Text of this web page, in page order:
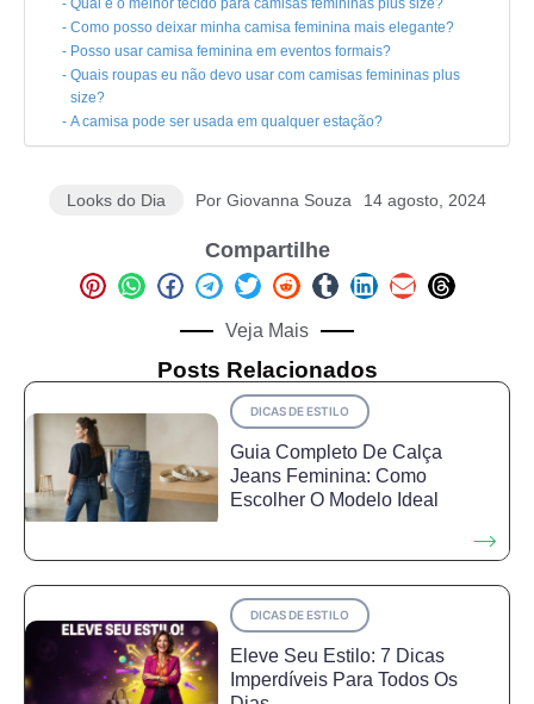
Qual é o melhor tecido para camisas femininas plus size?
Como posso deixar minha camisa feminina mais elegante?
Posso usar camisa feminina em eventos formais?
Quais roupas eu não devo usar com camisas femininas plus
size?
A camisa pode ser usada em qualquer estação?
Looks do Dia PorGiovanna Souza 14 agosto, 2024
Compartilhe
Veja Mais
Posts Relacionados
DICAS DE ESTILO
Guia Completo De Calça
Jeans Feminina: Como
Escolher O Modelo Ideal
DICAS DE ESTILO
Eleve Seu Estilo: 7 Dicas
Imperdíveis Para Todos Os